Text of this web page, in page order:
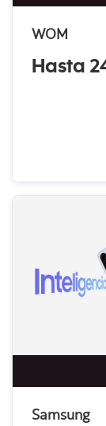
WOM
Hasta
Samsung